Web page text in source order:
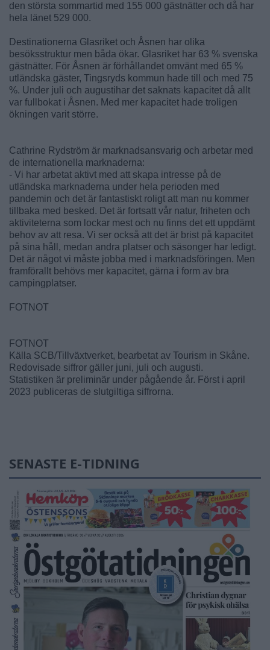
den största sommartid med 155 000 gästnätter och då har
hela länet 529 000.
Destinationerna Glasriket och Åsnen har olika
besöksstruktur men båda ökar. Glasriket har 63 % svenska
gästnätter. För Åsnen är förhållandet omvänt med 65 %
utländska gäster, Tingsryds kommun hade till och med 75
%. Under juli och augustihar det saknats kapacitet då allt
var fullbokat i Åsnen. Med mer kapacitet hade troligen
ökningen varit större.
Cathrine Rydström är marknadsansvarig och arbetar med
de internationella marknaderna:
- Vi har arbetat aktivt med att skapa intresse på de
utländska marknaderna under hela perioden med
pandemin och det är fantastiskt roligt att man nu kommer
tillbaka med besked. Det är fortsatt vår natur, friheten och
aktiviteterna som lockar mest och nu finns det ett uppdämt
behov av att resa. Vi ser också att det är brist på kapacitet
på sina håll, medan andra platser och säsonger har ledigt.
Det är något vi måste jobba med i marknadsföringen. Men
framförallt behövs mer kapacitet, gärna i form av bra
campingplatser.
FOTNOT
FOTNOT
Källa SCB/Tillväxtverket, bearbetat av Tourism in Skåne.
Redovisade siffror gäller juni, juli och augusti.
Statistiken är preliminär under pågående år. Först i april
2023 publiceras de slutgiltiga siffrorna.
SENASTE E-TIDNING